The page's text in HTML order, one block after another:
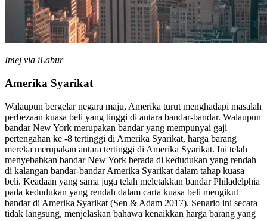
Imej via iLabur
Amerika Syarikat
Walaupun bergelar negara maju, Amerika turut menghadapi masalah
perbezaan kuasa beli yang tinggi di antara bandar-bandar. Walaupun
bandar New York merupakan bandar yang mempunyai gaji
pertengahan ke -8 tertinggi di Amerika Syarikat, harga barang
mereka merupakan antara tertinggi di Amerika Syarikat. Ini telah
menyebabkan bandar New York berada di kedudukan yang rendah
di kalangan bandar-bandar Amerika Syarikat dalam tahap kuasa
beli. Keadaan yang sama juga telah meletakkan bandar Philadelphia
pada kedudukan yang rendah dalam carta kuasa beli mengikut
bandar di Amerika Syarikat (Sen & Adam 2017). Senario ini secara
tidak langsung, menjelaskan bahawa kenaikkan harga barang yang